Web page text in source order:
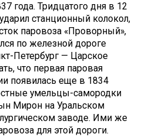
года. Тридцатого дня в 12
станционный колокол,
паровоза «Проворный»,
по железной дороге
Петербург — Царское
что первая паровая
появилась еще в 1834
умельцы-самородки
Мирон на Уральском
заводе. Ими же
для этой дороги.